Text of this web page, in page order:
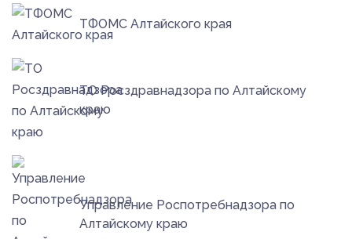
ТФОМС Алтайского края
ТО Росздравнадзора по Алтайскому
краю
Управление Роспотребнадзора по
Алтайскому краю
Отправляя данные, вы соглашаетесь с
правилами их обработки